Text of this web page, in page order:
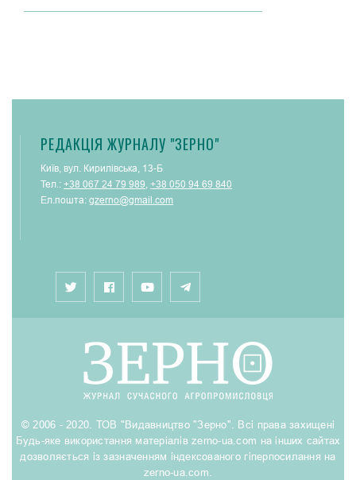
РЕДАКЦІЯ ЖУРНАЛУ "ЗЕРНО"
Київ, вул. Кирилівська, 13-Б
Тел.: +38 067 24 79 989, +38 050 94 69 840
Ел.пошта: gzerno@gmail.com
© 2006 - 2020. ТОВ "Видавництво "Зерно". Всі права захищені
Будь-яке використання матеріалів zerno-ua.com на інших сайтах
дозволяється із зазначенням індексованого гіперпосилання на
zerno-ua.com.